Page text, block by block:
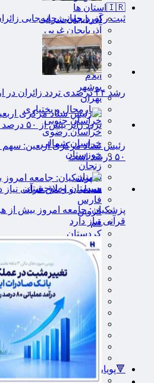
🇮🇷استان ها
آذربایجان شرقی
آذربایجان غربی
اردبیل
اصفهان
البرز
ایلام
بوشهر
تهران
چهارمحال و بختیاری
خراسان جنوبی
خراسان رضوی
خراسان شمالی
خوزستان
زنجان
سمنان
سیستان و بلوچستان
فارس
قزوین
قم
کردستان
کرمان
کرمانشاه
کهگیلویه و بویراحمد
گیلان
لرستان
مازندران
مرکزی
هرمزگان
همدان
یزد
🔻پویاروز
یادداشت پویاروز
ثبت رکورد جهانی جابه‌جایی
رشد ۲۴ درصدی تردد زائران در اربعین از مرز مهران
رئیس ستاد مرکزی اربعین: سهم
۵۰ درصد است
پزشکیان: جامعه امروز بیش از
قرآنی نیاز دارد